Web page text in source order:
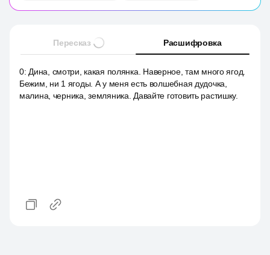
Пересказ Расшифровка
0: Дина, смотри, какая полянка. Наверное, там много ягод.
Бежим, ни 1 ягоды. А у меня есть волшебная дудочка,
малина, черника, земляника. Давайте готовить растишку.